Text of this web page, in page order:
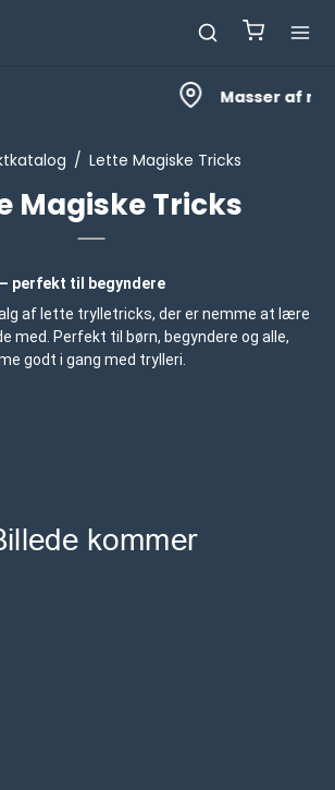
Masser af nyheder
/ Lette Magiske Tricks
Magiske Tricks
perfekt til begyndere
af lette trylletricks, der er nemme at lære
med. Perfekt til børn, begyndere og alle,
godt i gang med trylleri.